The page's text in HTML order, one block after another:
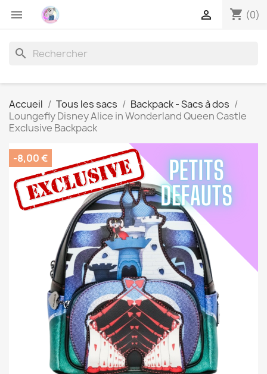
 shopping_cart (0)

search
Accueil Tous les sacs
Backpack - Sacs à dos
Loungefly Disney Alice in Wonderland Queen Castle
Exclusive Backpack
-8,00 €